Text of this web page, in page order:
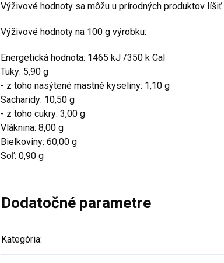
Výživové hodnoty sa môžu u prírodných produktov líšiť.
Výživové hodnoty na 100 g výrobku:
Energetická hodnota: 1465 kJ /350 k Cal
Tuky: 5,90 g
- z toho nasýtené mastné kyseliny: 1,10 g
Sacharidy: 10,50 g
- z toho cukry: 3,00 g
Vláknina: 8,00 g
Bielkoviny: 60,00 g
Soľ: 0,90 g
Dodatočné parametre
Kategória: